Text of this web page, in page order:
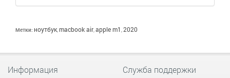
Метки: ноутбук,macbook air,apple m1 ,2020
Информация Служба поддержки